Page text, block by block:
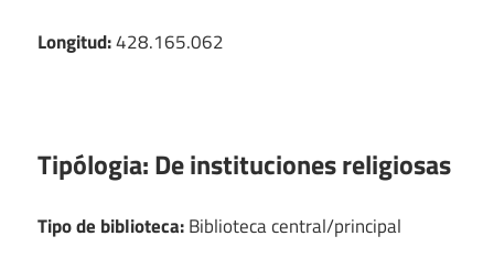
Longitud:428.165.062
Tipólogia:De instituciones religiosas
Tipo de biblioteca:Biblioteca central/principal